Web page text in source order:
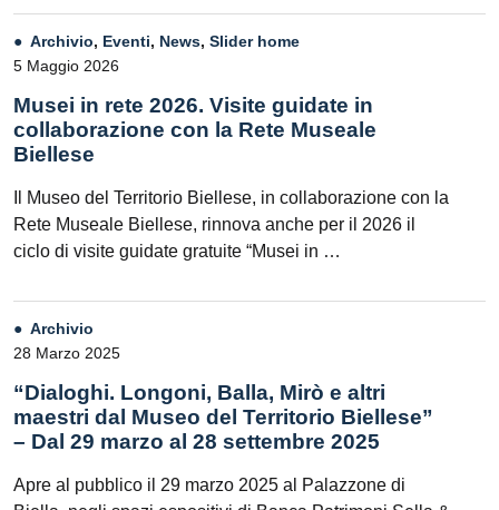
Archivio, Eventi, News, Slider home
5 Maggio 2026
Musei in rete 2026. Visite guidate in
collaborazione con la Rete Museale
Biellese
Il Museo del Territorio Biellese, in collaborazione con la
Rete Museale Biellese, rinnova anche per il 2026 il
ciclo di visite guidate gratuite “Musei in …
Archivio
28 Marzo 2025
“Dialoghi. Longoni, Balla, Mirò e altri
maestri dal Museo del Territorio Biellese”
– Dal 29 marzo al 28 settembre 2025
Apre al pubblico il 29 marzo 2025 al Palazzone di